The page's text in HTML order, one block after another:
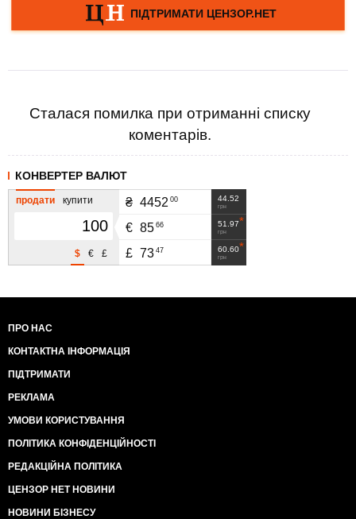
Сталася помилка при отриманні списку
коментарів.
КОНВЕРТЕР ВАЛЮТ
продати купити
£
€
$
44.52
грн
₴ 4452 00
51.97
грн
€ 85 66
60.60
грн
£ 73 47
ПРО НАС
КОНТАКТНА ІНФОРМАЦІЯ
ПІДТРИМАТИ
РЕКЛАМА
УМОВИ КОРИСТУВАННЯ
ПОЛІТИКА КОНФІДЕНЦІЙНОСТІ
РЕДАКЦІЙНА ПОЛІТИКА
ЦЕНЗОР НЕТ НОВИНИ
НОВИНИ БІЗНЕСУ